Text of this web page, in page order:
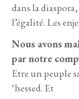
dans la
l’égalité. Les
Nous avons
par notre
Etre un peuple
‘hessed. Et